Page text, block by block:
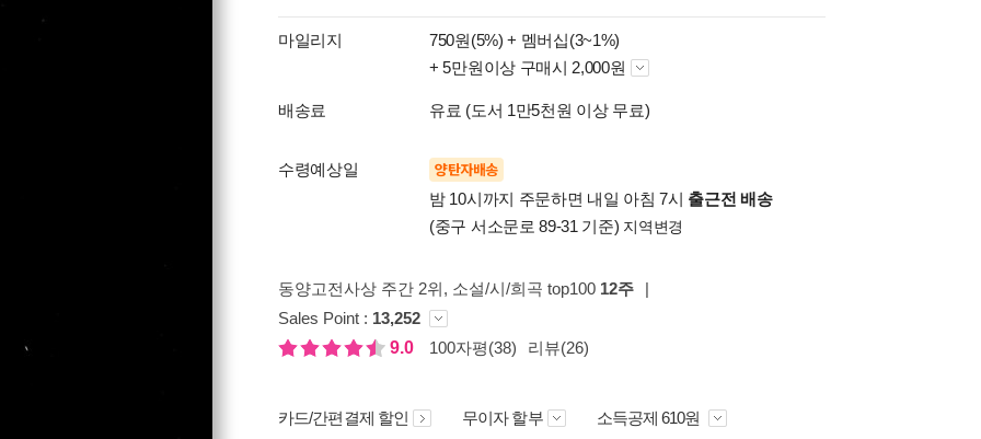
마일리지 750원(5%) + 멤버십(3~1%)
+ 5만원이상 구매시 2,000원
배송료 유료 (도서 1만5천원 이상 무료)
수령예상일 양탄자배송
밤 10시까지 주문하면 내일 아침 7시 출근전 배송
(중구 서소문로 89-31 기준) 지역변경
동양고전사상 주간 2위, 소설/시/희곡 top100 12주
|
Sales Point : 13,252
9.0
100자평(38) 리뷰(26)
카드/간편결제 할인 무이자 할부 소득공제 610원